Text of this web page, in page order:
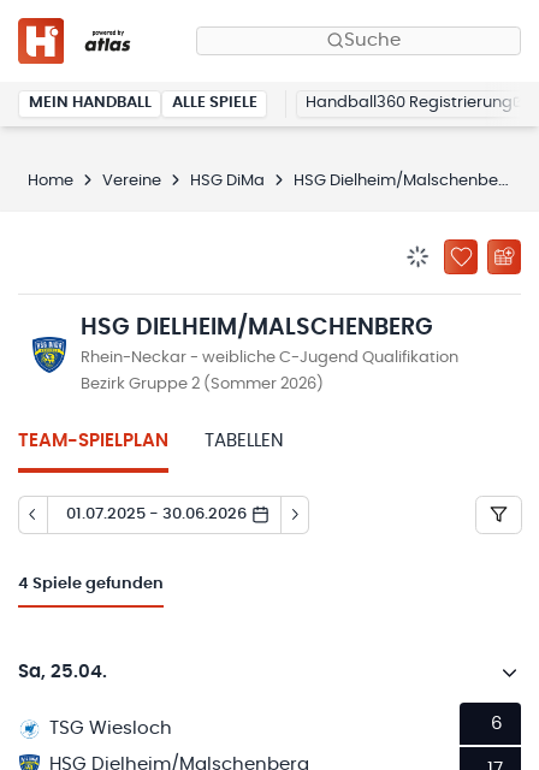
Suche
MEIN HANDBALL ALLE SPIELE Handball360 Registrierung
Home Vereine HSG DiMa HSG Dielheim/Malschenberg
ZU
HSG DIELHEIM/MALSCHENBERG
Rhein-Neckar - weibliche C-Jugend Qualifikation
Bezirk Gruppe 2 (Sommer 2026)
TEAM-SPIELPLAN TABELLEN
01.07.2025 - 30.06.2026
4 Spiele gefunden
Sa, 25.04.
TSG Wiesloch
HSG Dielheim/Malschenberg
6